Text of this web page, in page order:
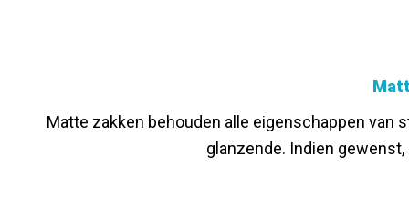
Matte zakken behouden alle eigenschappen van
glanzende. Indien